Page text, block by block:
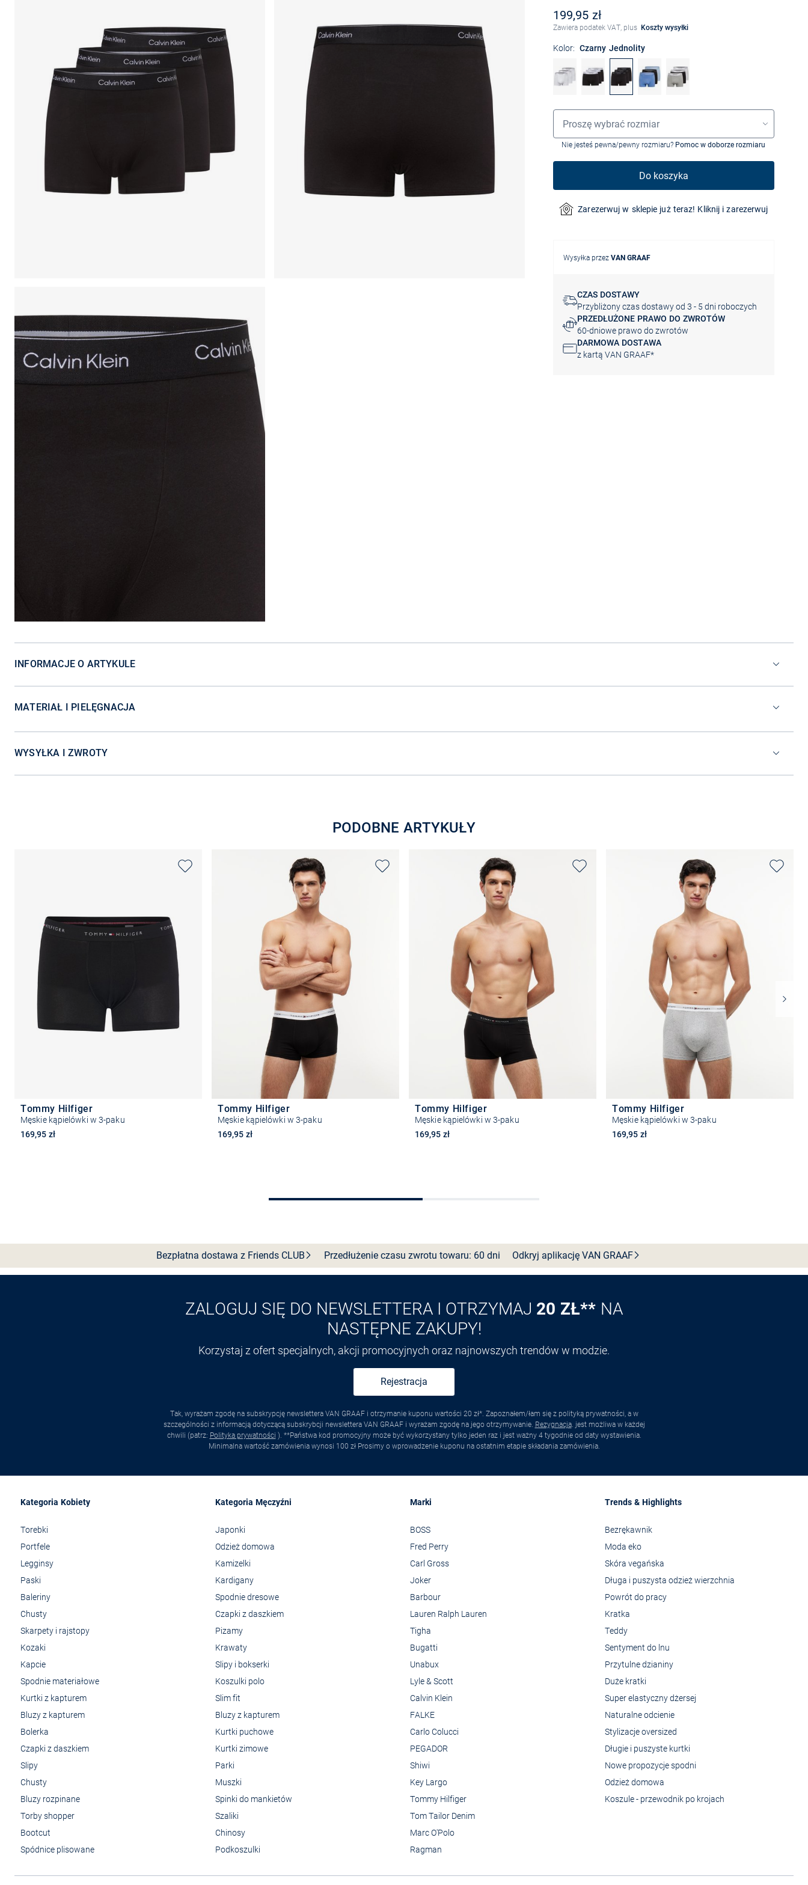
199,95 zł
Zawiera podatek VAT, plus Koszty wysyłki
Kolor: Czarny Jednolity
Wybór rozmiaru
Proszę wybrać rozmiar
Nie jesteś pewna/pewny rozmiaru? Pomoc w doborze rozmiaru
Do koszyka
Zarezerwuj w sklepie już teraz! Kliknij i zarezerwuj
Wysyłka przez VAN GRAAF
CZAS DOSTAWY
Przybliżony czas dostawy od 3 - 5 dni roboczych
PRZEDŁUŻONE PRAWO DO ZWROTÓW
60-dniowe prawo do zwrotów
DARMOWA DOSTAWA
z kartą VAN GRAAF*
INFORMACJE O ARTYKULE
MATERIAŁ I PIELĘGNACJA
WYSYŁKA I ZWROTY
PODOBNE ARTYKUŁY
Tommy Hilfiger
Męskie kąpielówki w 3-paku
169,95 zł
Tommy Hilfiger
Męskie kąpielówki w 3-paku
169,95 zł
Wybierz rozmiar
Tommy Hilfiger
Męskie kąpielówki w 3-paku
169,95 zł
Tommy Hilfiger
Męskie kąpielówki w 3-paku
169,95 zł
Bezpłatna dostawa z FriendsCLUB Przedłużenie czasu zwrotu towaru: 60 dni Odkryj aplikację VAN GRAAF
ZALOGUJ SIĘ DO NEWSLETTERA I OTRZYMAJ 20 ZŁ** NA
NASTĘPNE ZAKUPY!
Korzystaj z ofert specjalnych, akcji promocyjnych oraz najnowszych trendów w modzie.
Rejestracja
Tak, wyrażam zgodę na subskrypcję newslettera VAN GRAAF i otrzymanie kuponu wartości 20 zł*. Zapoznałem/łam się z polityką prywatności, a w
szczególności z informacją dotyczącą subskrybcji newslettera VAN GRAAF i wyrażam zgodę na jego otrzymywanie. Rezygnacja. jest możliwa w każdej
chwili (patrz: Polityka prywatności ). **Państwa kod promocyjny może być wykorzystany tylko jeden raz i jest ważny 4 tygodnie od daty wystawienia.
Minimalna wartość zamówienia wynosi 100 zł Prosimy o wprowadzenie kuponu na ostatnim etapie składania zamówienia.
Kategoria Kobiety
Torebki
Portfele
Legginsy
Paski
Baleriny
Chusty
Skarpety i rajstopy
Kozaki
Kapcie
Spodnie materiałowe
Kurtki z kapturem
Bluzy z kapturem
Bolerka
Czapki z daszkiem
Slipy
Chusty
Bluzy rozpinane
Torby shopper
Bootcut
Spódnice plisowane
Kategoria Męczyźni
Japonki
Odzież domowa
Kamizelki
Kardigany
Spodnie dresowe
Czapki z daszkiem
Pizamy
Krawaty
Slipy i bokserki
Koszulki polo
Slim fit
Bluzy z kapturem
Kurtki puchowe
Kurtki zimowe
Parki
Muszki
Spinki do mankietów
Szaliki
Chinosy
Podkoszulki
Marki
BOSS
Fred Perry
Carl Gross
Joker
Barbour
Lauren Ralph Lauren
Tigha
Bugatti
Unabux
Lyle & Scott
Calvin Klein
FALKE
Carlo Colucci
PEGADOR
Shiwi
Key Largo
Tommy Hilfiger
Tom Tailor Denim
Marc O'Polo
Ragman
Trends & Highlights
Bezrękawnik
Moda eko
Skóra vegańska
Długa i puszysta odzież wierzchnia
Powrót do pracy
Kratka
Teddy
Sentyment do lnu
Przytulne dzianiny
Duże kratki
Super elastyczny dżersej
Naturalne odcienie
Stylizacje oversized
Długie i puszyste kurtki
Nowe propozycje spodni
Odzież domowa
Koszule - przewodnik po krojach